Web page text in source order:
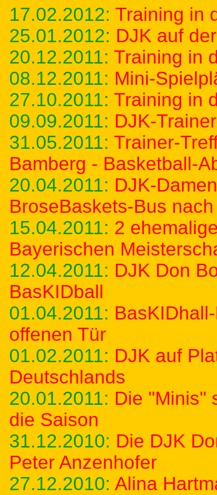
17.02.2012: Training in
25.01.2012: DJK auf
20.12.2011: Training in
08.12.2011: Mini-
27.10.2011: Training in
09.09.2011: DJK-
31.05.2011: Trainer-
Bamberg - Basketball-
20.04.2011: DJK-
BroseBaskets-Bus
15.04.2011: 2
Bayerischen
12.04.2011: DJK Don
BasKIDball
01.04.2011:
offenen Tür
01.02.2011: DJK auf
Deutschlands
20.01.2011: Die ''Minis''
die Saison
31.12.2010: Die DJK
Peter Anzenhofer
27.12.2010: Alina